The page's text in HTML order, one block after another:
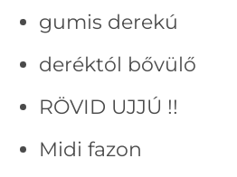
gumis derekú
deréktól bővülő
RÖVID UJJÚ !!
Midi fazon